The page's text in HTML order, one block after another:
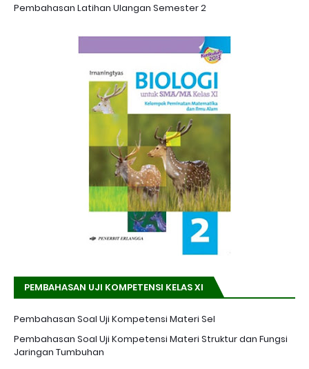
Pembahasan Latihan Ulangan Semester 2
PEMBAHASAN UJI KOMPETENSI KELAS XI
Pembahasan Soal Uji Kompetensi Materi Sel
Pembahasan Soal Uji Kompetensi Materi Struktur dan Fungsi
Jaringan Tumbuhan